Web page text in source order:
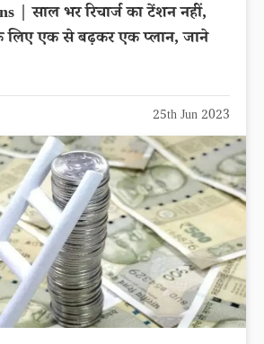
| साल भर रिचार्ज का टेंशन नहीं,
लिए एक से बढ़कर एक प्लान, जाने
25th Jun 2023